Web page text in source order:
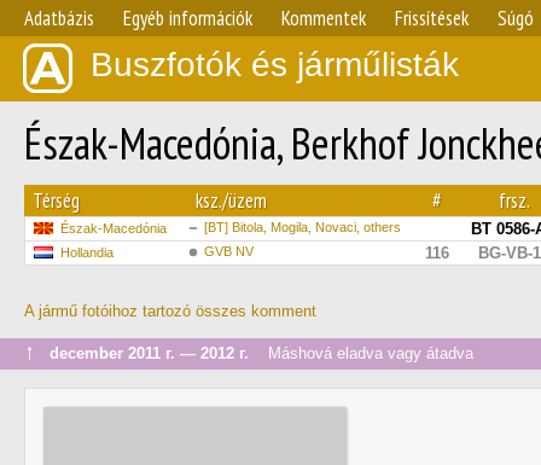
Adatbázis Egyéb információk Kommentek Frissítések Súgó
Buszfotók és járműlisták
Észak-Macedónia, Berkhof
Térség ksz./üzem # frsz.
Észak-Macedónia [BT] Bitola, Mogila, Novaci, others BT 0586-
Hollandia GVB NV 116 BG-VB-
A jármű fotóihoz tartozó összes komment
↑ december 2011 г. — 2012 г. Máshová eladva vagy átadva